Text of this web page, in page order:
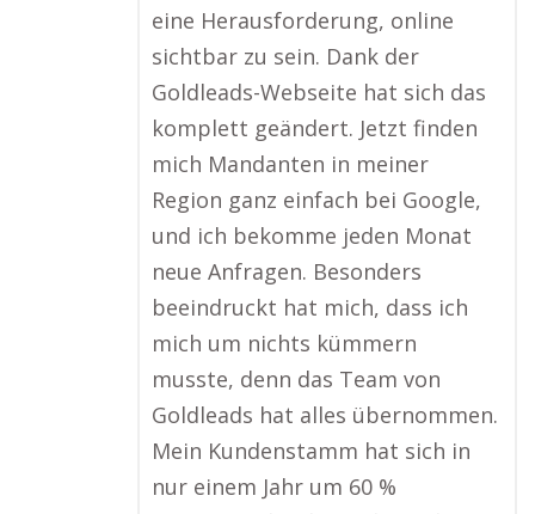
eine Herausforderung, online
sichtbar zu sein. Dank der
Goldleads-Webseite hat sich das
komplett geändert. Jetzt finden
mich Mandanten in meiner
Region ganz einfach bei Google,
und ich bekomme jeden Monat
neue Anfragen. Besonders
beeindruckt hat mich, dass ich
mich um nichts kümmern
musste, denn das Team von
Goldleads hat alles übernommen.
Mein Kundenstamm hat sich in
nur einem Jahr um 60 %